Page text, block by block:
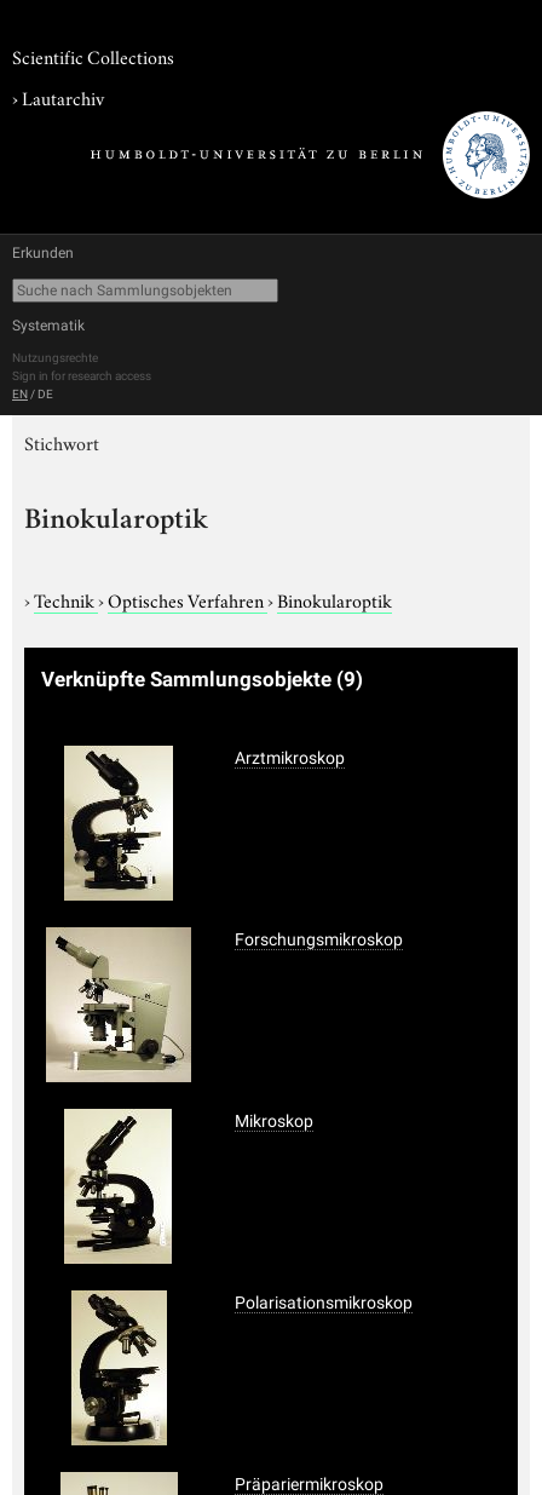
Scientific Collections
›Lautarchiv
Erkunden
Systematik
Nutzungsrechte
Sign in for research access
EN / DE
Stichwort
Binokularoptik
›Technik›Optisches Verfahren›Binokularoptik
Verknüpfte Sammlungsobjekte (9)
Arztmikroskop
Forschungsmikroskop
Mikroskop
Polarisationsmikroskop
Präpariermikroskop